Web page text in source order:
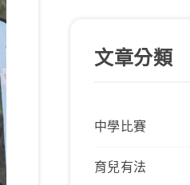
文章分類
中學比賽
育兒有法